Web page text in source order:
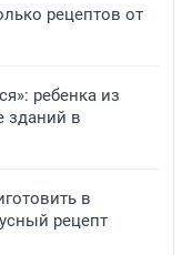
рецептов от
ребенка из
зданий в
в
рецепт